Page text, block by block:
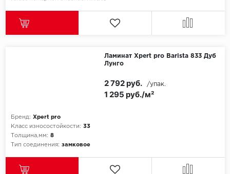
Ламинат Xpert pro Barista 833 Дуб
Лунго
Бренд: Xpert pro
Класс износостойкости: 33
Толщина,мм: 8
Тип соединения: замковое
1 295 руб./м²
2 792 руб. /упак.